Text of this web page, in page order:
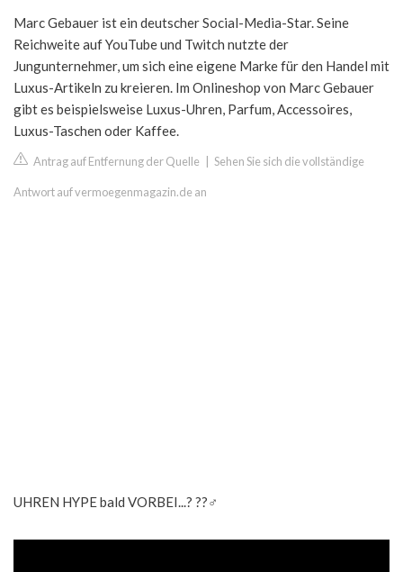
Marc Gebauer ist ein deutscher Social-Media-Star. Seine
Reichweite auf YouTube und Twitch nutzte der
Jungunternehmer, um sich eine eigene Marke für den Handel mit
Luxus-Artikeln zu kreieren. Im Onlineshop von Marc Gebauer
gibt es beispielsweise Luxus-Uhren, Parfum, Accessoires,
Luxus-Taschen oder Kaffee.
Antrag auf Entfernung der Quelle Sehen Sie sich die vollständige
Antwort auf vermoegenmagazin.de an
UHREN HYPE bald VORBEI...? ??‍♂️